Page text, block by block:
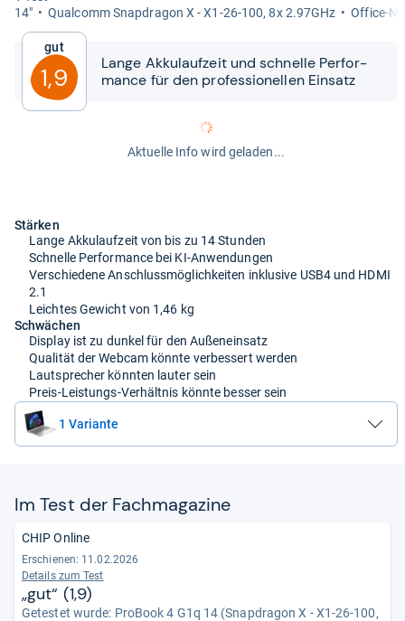
14"
Qual­comm Snap­dra­gon X -​ X1-​26-​100, 8x 2.97GHz Office-​
Gut
1,9
Lange Akku­lauf­zeit und schnelle Per­for­
mance für den pro­fes­sio­nel­len Ein­satz
Aktuelle Info wird geladen...
Stärken
Lange Akkulaufzeit von bis zu 14 Stunden
Schnelle Performance bei KI-Anwendungen
Verschiedene Anschlussmöglichkeiten inklusive USB4 und HDMI
2.1
Leichtes Gewicht von 1,46 kg
Schwächen
Display ist zu dunkel für den Außeneinsatz
Qualität der Webcam könnte verbessert werden
Lautsprecher könnten lauter sein
Preis-Leistungs-Verhältnis könnte besser sein
1 Variante
Im Test der Fach­ma­ga­zine
CHIP Online
Erschienen: 11.02.2026
Details zum Test
„gut“ (1,9)
Getestet wurde: ProBook 4 G1q 14 (Snapdragon X - X1-26-100,